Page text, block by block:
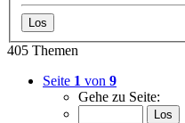
405 Themen
Seite 1 von 9
Gehe zu Seite: